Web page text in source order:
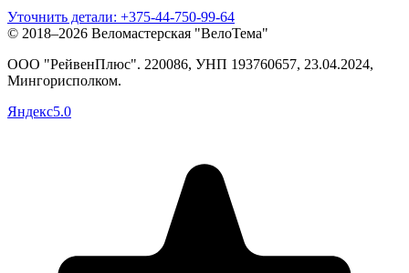
Уточнить детали: +375-44-750-99-64
© 2018–2026 Веломастерская "ВелоТема"
ООО "РейвенПлюс". 220086, УНП 193760657, 23.04.2024,
Мингорисполком.
Яндекс5.0